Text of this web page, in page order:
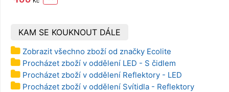
KAM SE KOUKNOUT DÁLE
Zobrazit všechno zboží od značky Ecolite
Procházet zboží v oddělení LED - S čidlem
Procházet zboží v oddělení Reflektory - LED
Procházet zboží v oddělení Svítidla - Reflektory